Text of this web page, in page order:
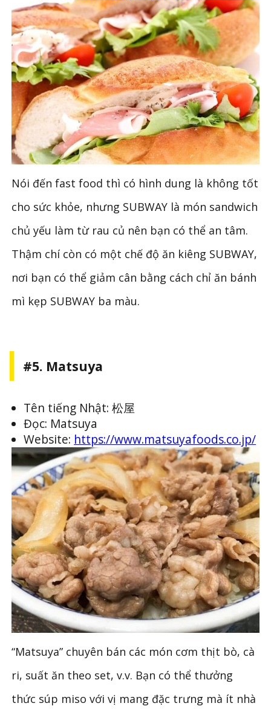
Nói đến fast food thì có hình dung là không tốt
cho sức khỏe, nhưng SUBWAY là món sandwich
chủ yếu làm từ rau củ nên bạn có thể an tâm.
Thậm chí còn có một chế độ ăn kiêng SUBWAY,
nơi bạn có thể giảm cân bằng cách chỉ ăn bánh
mì kẹp SUBWAY ba màu.
#5. Matsuya
Tên tiếng Nhật: 松屋
Đọc: Matsuya
Website: https://www.matsuyafoods.co.jp/
“Matsuya” chuyên bán các món cơm thịt bò, cà
ri, suất ăn theo set, v.v. Bạn có thể thưởng
thức súp miso với vị mang đặc trưng mà ít nhà